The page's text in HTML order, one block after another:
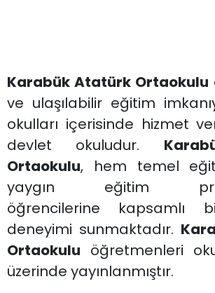
Karabük Atatürk Ortaokulu
ve ulaşılabilir eğitim
okulları içerisinde hizmet
devlet okuludur.
Ortaokulu, hem temel
yaygın eğitim
öğrencilerine kapsamlı
deneyimi sunmaktadır.
Ortaokulu öğretmenleri
üzerinde yayınlanmıştır.